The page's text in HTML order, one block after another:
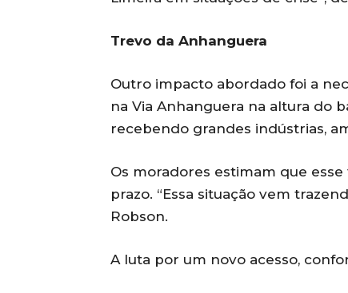
Trevo da Anhanguera
Outro impacto abordado foi a
na Via Anhanguera na altura do
recebendo grandes indústrias,
Os moradores estimam que
prazo. “Essa situação vem
Robson.
A luta por um novo acesso,